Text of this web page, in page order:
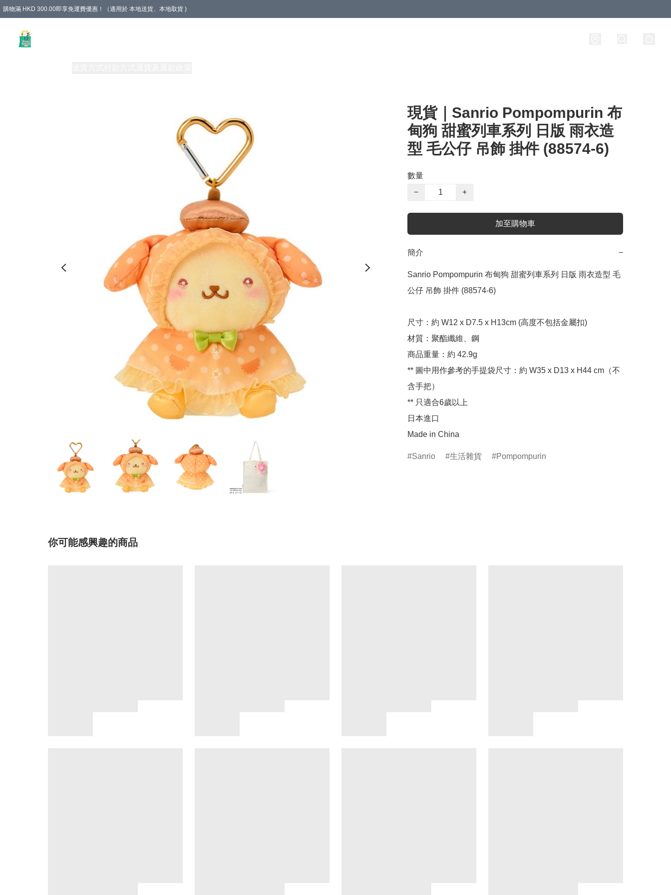
購物滿 HKD 300.00即享免運費優惠！（適用於 本地送貨、本地取貨 )
現貨｜Sanrio Pompompurin 布
甸狗 甜蜜列車系列 日版 雨衣造
型 毛公仔 吊飾 掛件 (88574-6)
數量
−
+
加至購物車
簡介 −
Sanrio Pompompurin 布甸狗 甜蜜列車系列 日版 雨衣造型 毛
公仔 吊飾 掛件 (88574-6)
尺寸：約 W12 x D7.5 x H13cm (高度不包括金屬扣)
材質：聚酯纖維、鋼
商品重量：約 42.9g
** 圖中用作參考的手提袋尺寸：約 W35 x D13 x H44 cm（不
含手把）
** 只適合6歲以上
日本進口
Made in China
Sanrio 生活雜貨 Pompompurin
你可能感興趣的商品